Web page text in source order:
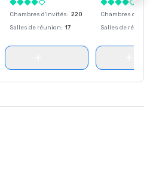
Chambres d'invités: 220
Salles de réunion: 17
Chambres
Salles de réunion